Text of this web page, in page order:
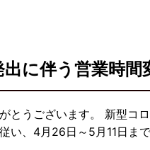
に伴う営業時間
とうございます。 新型コ
い、4月26日～5月11日ま